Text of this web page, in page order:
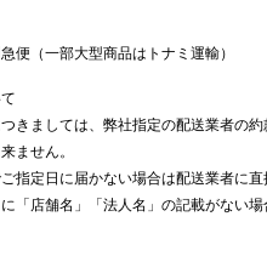
急便（一部大型商品はトナミ運輸）
きましては、弊社指定の配送業者の約
ません。
指定日に届かない場合は配送業者に直
「店舗名」「法人名」の記載がない場